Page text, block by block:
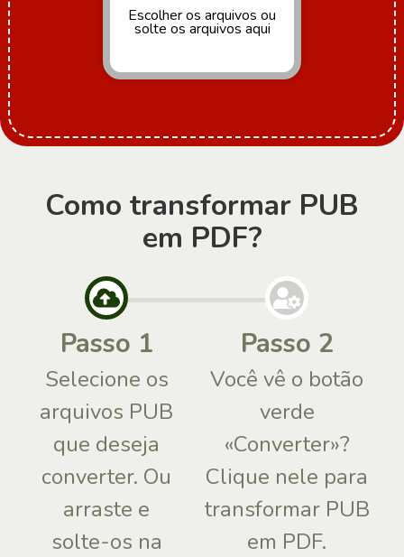
Escolher os arquivos ou
solte os arquivos aqui
Como transformar PUB
em PDF?
Passo 1
Selecione os
arquivos PUB
que deseja
converter. Ou
arraste e
solte-os na
Passo 2
Você vê o botão
verde
«Converter»?
Clique nele para
transformar PUB
em PDF.